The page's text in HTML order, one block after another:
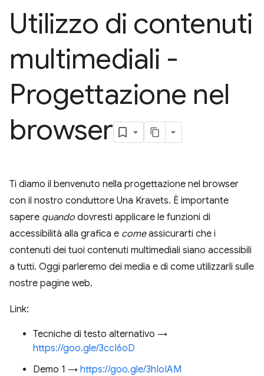
Utilizzo di contenuti
multimediali -
Progettazione nel
browser
Ti diamo il benvenuto nella progettazione nel browser
con il nostro conduttore Una Kravets. È importante
sapere quando dovresti applicare le funzioni di
accessibilità alla grafica e comeassicurarti che i
contenuti dei tuoi contenuti multimediali siano accessibili
a tutti. Oggi parleremo dei media e di come utilizzarli sulle
nostre pagine web.
Link:
Tecniche di testo alternativo →
https://goo.gle/3ccI6oD
Demo 1 → https://goo.gle/3hIoIAM